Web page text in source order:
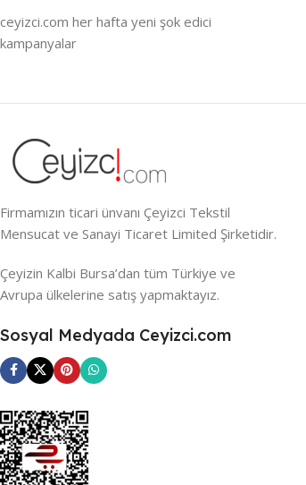
ceyizci.com her hafta yeni şok edici
kampanyalar
Firmamızın ticari ünvanı Çeyizci Tekstil
Mensucat ve Sanayi Ticaret Limited Şirketidir.
Çeyizin Kalbi Bursa’dan tüm Türkiye ve
Avrupa ülkelerine satış yapmaktayız.
Sosyal Medyada Ceyizci.com